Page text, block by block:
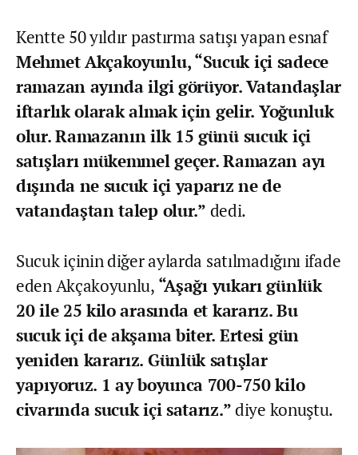
Kentte 50 yıldır pastırma satışı yapan esnaf
Mehmet Akçakoyunlu, “Sucuk içi sadece
ramazan ayında ilgi görüyor. Vatandaşlar
iftarlık olarak almak için gelir. Yoğunluk
olur. Ramazanın ilk 15 günü sucuk içi
satışları mükemmel geçer. Ramazan ayı
dışında ne sucuk içi yaparız ne de
vatandaştan talep olur.” dedi.
Sucuk içinin diğer aylarda satılmadığını ifade
eden Akçakoyunlu, “Aşağı yukarı günlük
20 ile 25 kilo arasında et kararız. Bu
sucuk içi de akşama biter. Ertesi gün
yeniden kararız. Günlük satışlar
yapıyoruz. 1 ay boyunca 700-750 kilo
civarında sucuk içi satarız.”diye konuştu.